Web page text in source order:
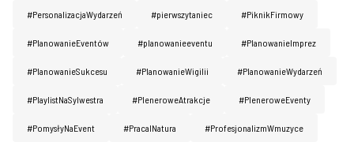
#PersonalizacjaWydarzeń #pierwszytaniec #PiknikFirmowy
#PlanowanieEventów #planowanieeventu #PlanowanieImprez
#PlanowanieSukcesu #PlanowanieWigilii #PlanowanieWydarzeń
#PlaylistNaSylwestra #PleneroweAtrakcje #PleneroweEventy
#PomysłyNaEvent #PracaINatura #ProfesjonalizmWmuzyce